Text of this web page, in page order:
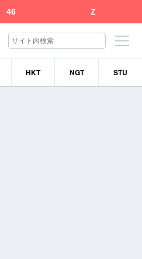
46 Z
HKT NGT STU